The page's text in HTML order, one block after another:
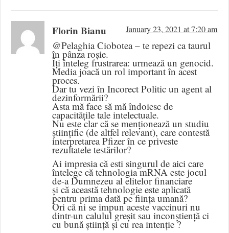
Florin Bianu January 23, 2021 at 7:20 am
@Pelaghia Ciobotea – te repezi ca taurul
în pânza roșie.
Îți înteleg frustrarea: urmează un genocid.
Media joacă un rol important în acest
proces.
Dar tu vezi în Incorect Politic un agent al
dezinformării?
Asta mă face să mă îndoiesc de
capacitățile tale intelectuale.
Nu este clar că se menționează un studiu
științific (de altfel relevant), care contestă
interpretarea Pfizer în ce priveste
rezultatele testărilor?
Ai impresia că esti singurul de aici care
întelege că tehnologia mRNA este jocul
de-a Dumnezeu al elitelor financiare
și că această tehnologie este aplicată
pentru prima dată pe ființa umană?
Ori că ni se impun aceste vaccinuri nu
dintr-un calulul greșit sau inconștiență ci
cu bună știință și cu rea intenție ?